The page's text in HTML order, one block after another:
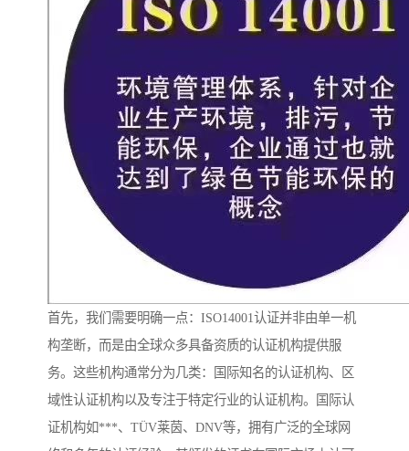
首先，我们需要明确一点：ISO14001认证并非由单一机
构垄断，而是由全球众多具备资质的认证机构提供服
务。这些机构通常分为几类：国际知名的认证机构、区
域性认证机构以及专注于特定行业的认证机构。国际认
证机构如***、TÜV莱茵、DNV等，拥有广泛的全球网